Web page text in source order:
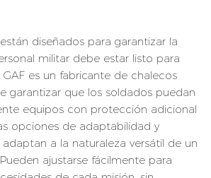
están diseñados para garantizar la
militar debe estar listo para
GAF es un fabricante de chalecos
garantizar que los soldados puedan
equipos con protección adicional
opciones de adaptabilidad y
a la naturaleza versátil de un
ajustarse fácilmente para